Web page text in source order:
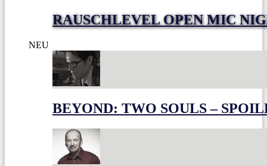
RAUSCHLEVEL OPEN MIC
NEU
BEYOND: TWO SOULS –